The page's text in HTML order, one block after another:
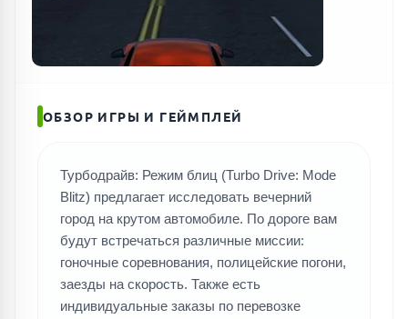
ОБЗОР ИГРЫ И ГЕЙМПЛЕЙ
Турбодрайв: Режим блиц (Turbo Drive: Mode
Blitz) предлагает исследовать вечерний
город на крутом автомобиле. По дороге вам
будут встречаться различные миссии:
гоночные соревнования, полицейские погони,
заезды на скорость. Также есть
индивидуальные заказы по перевозке